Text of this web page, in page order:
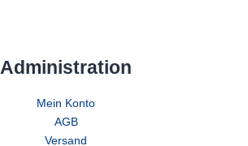
Administration
Mein Konto
AGB
Versand